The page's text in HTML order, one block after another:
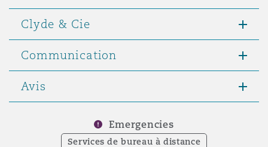
Clyde & Cie
Communication
Avis
Emergencies
Services de bureau à distance